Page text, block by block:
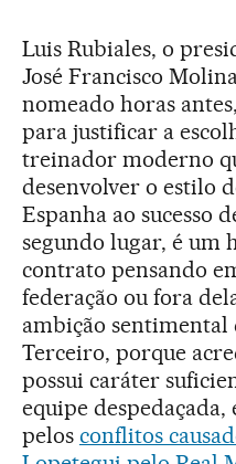
Luis Rubiales, o
José Francisco
nomeado horas
para justificar a
treinador moderno
desenvolver o estilo
Espanha ao sucesso
segundo lugar, é um
contrato pensando
federação ou fora
ambição sentimental
Terceiro, porque
possui caráter
equipe despedaçada,
pelos conflitos